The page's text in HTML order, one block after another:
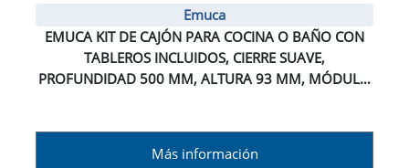
Emuca
EMUCA KIT DE CAJÓN PARA COCINA O BAÑO CON
TABLEROS INCLUIDOS, CIERRE SUAVE,
PROFUNDIDAD 500 MM, ALTURA 93 MM, MÓDULO
Más información